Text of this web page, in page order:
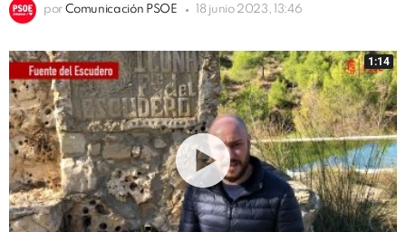
por Comunicación PSOE 18 junio 2023, 13:46
1:14